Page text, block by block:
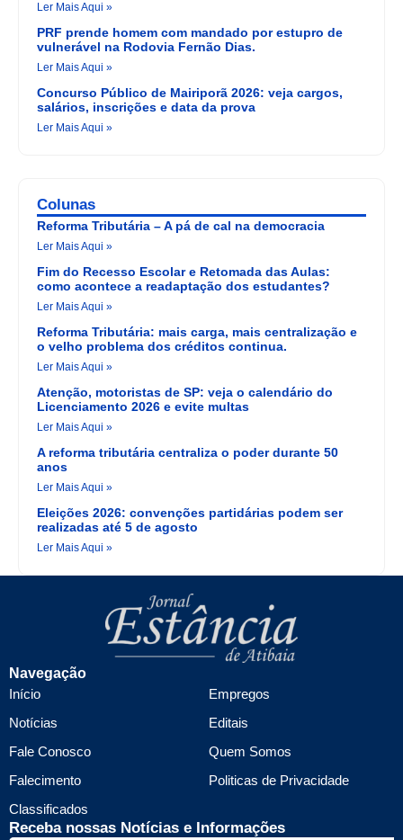
Ler Mais Aqui »
PRF prende homem com mandado por estupro de
vulnerável na Rodovia Fernão Dias.
Ler Mais Aqui »
Concurso Público de Mairiporã 2026: veja cargos,
salários, inscrições e data da prova
Ler Mais Aqui »
Colunas
Reforma Tributária – A pá de cal na democracia
Ler Mais Aqui »
Fim do Recesso Escolar e Retomada das Aulas:
como acontece a readaptação dos estudantes?
Ler Mais Aqui »
Reforma Tributária: mais carga, mais centralização e
o velho problema dos créditos continua.
Ler Mais Aqui »
Atenção, motoristas de SP: veja o calendário do
Licenciamento 2026 e evite multas
Ler Mais Aqui »
A reforma tributária centraliza o poder durante 50
anos
Ler Mais Aqui »
Eleições 2026: convenções partidárias podem ser
realizadas até 5 de agosto
Ler Mais Aqui »
Navegação
Início
Notícias
Fale Conosco
Falecimento
Classificados
Empregos
Editais
Quem Somos
Politicas de Privacidade
Receba nossas Notícias e Informações